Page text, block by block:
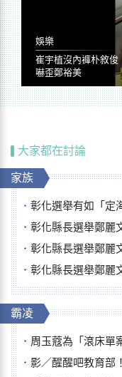
娛樂
崔宇植沒內褲朴敘
嚇歪鄭裕美
大家都在討論
家族
彰化選舉有如「定海
彰化縣長選舉鄭麗文提
彰化縣長選舉鄭麗文提
彰化縣長選舉鄭麗文提
霸凌
周玉蔻為「滾床單案」出
影／醒醒吧教育部！民眾